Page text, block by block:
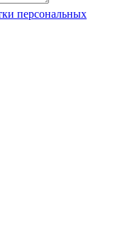
персональных